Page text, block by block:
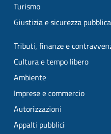
Turismo
Giustizia e sicurezza pubblica
Tributi, finanze e
Cultura e tempo libero
Ambiente
Imprese e commercio
Autorizzazioni
Appalti pubblici